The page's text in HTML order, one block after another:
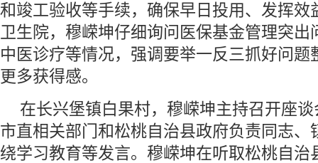
和竣工验收等手续，确保早日投用、发挥效
卫生院，穆嵘坤仔细询问医保基金管理突出
中医诊疗等情况，强调要举一反三抓好问题
更多获得感。
在长兴堡镇白果村，穆嵘坤主持召开座
市直相关部门和松桃自治县政府负责同志、
绕学习教育等发言。穆嵘坤在听取松桃自治